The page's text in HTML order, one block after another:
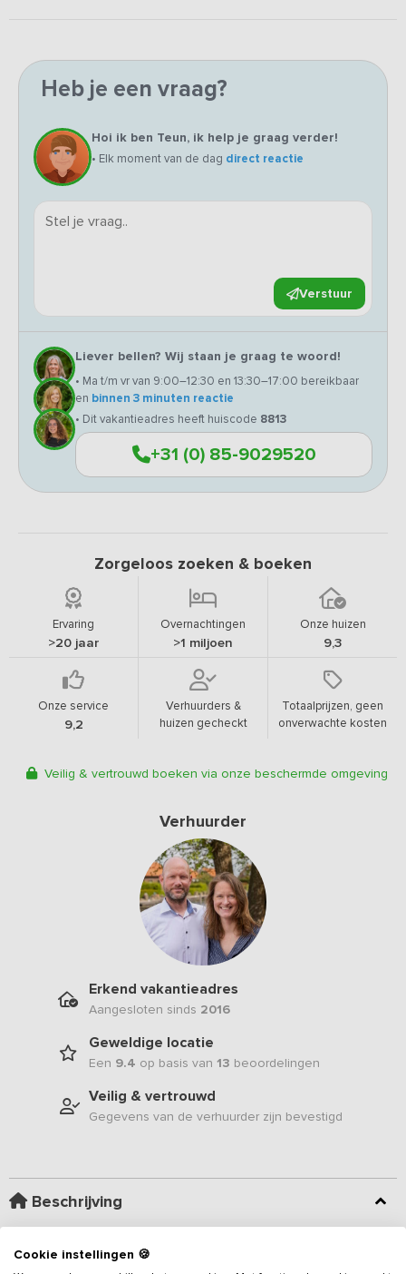
Heb je een vraag?
Hoi ik ben Teun, ik help je graag verder!
• Elk moment van de dag direct reactie
Verstuur
Liever bellen? Wij staan je graag te woord!
• Ma t/m vr van 9:00–12:30 en 13:30–17:00 bereikbaar
en binnen 3 minuten reactie
• Dit vakantieadres heeft huiscode 8813
+31 (0) 85-9029520
Zorgeloos zoeken & boeken
Ervaring
>20 jaar
Overnachtingen
>1 miljoen
Onze huizen
9,3
Onze service
9,2
Verhuurders &
huizen gecheckt
Totaalprijzen, geen
onverwachte kosten
Veilig & vertrouwd boeken via onze beschermde omgeving
Verhuurder
Erkend vakantieadres
Aangesloten sinds 2016
Geweldige locatie
Een 9.4 op basis van 13 beoordelingen
Veilig & vertrouwd
Gegevens van de verhuurder zijn bevestigd
Beschrijving
Dit 10-persoons vakantieadres
over het Friese landschap! Aan de achterzijde van de
Cookie instellingen 🍪